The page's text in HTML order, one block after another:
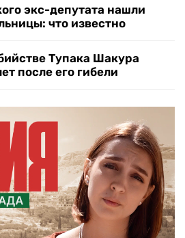
экс-депутата нашли
что известно
Тупака Шакура
после его гибели